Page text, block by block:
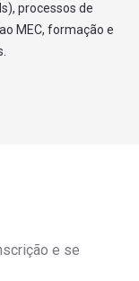
e
processos de
MEC, formação e
e se